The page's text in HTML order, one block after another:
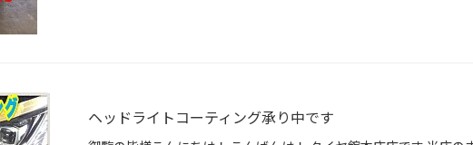
ヘッドライトコーティング承り中です